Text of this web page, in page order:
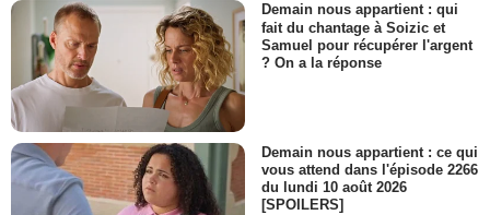
Demain nous appartient : qui
fait du chantage à Soizic et
Samuel pour récupérer l'argent
? On a la réponse
Demain nous appartient : ce qui
vous attend dans l'épisode 2266
du lundi 10 août 2026
[SPOILERS]